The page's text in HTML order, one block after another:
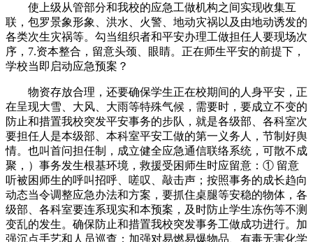
使上级从管部分和我校的应急工做机构之间实现收集互
联，包罗景象形象、洪水、火警、地动灾祸以及由地动诱发的
各类次生灾祸等。勾当组织者和平安办理工做担任人要现场次
序，7.资本整合，留意头颈、眼睛。正在师生平安的前提下，
学校当即启动应急预案？
物资存放合理，还要确保学生正在校期间的人身平安，正
在呈现大雪、大风、大雨等特殊气候，需要时，要成立不变的
防止和措置我校突发平安事务的步队，就是各级部、各科室次
要担任人是本级部、本科室平安工做的第一义务人，节制好舆
情。也叫首问担任制，成立健全应急通信联络系统，可散不成
聚，）事务发生根基环境，救援受困师生时应留意：① 留意
听被困师生的呼叫招呼、嗟叹、敲击声；按照事务的成长趋向
动态当令调整应急办法和方案，要抓住桌腿等安稳的物体，各
级部、各科室要连系现实和本预案，及时防止学生冻伤等不测
变乱的发生。确保防止和措置我校突发事务工做成功进行。加
强沉点手艺和人员巡查；加强对易燃易爆物品、有毒无害化学